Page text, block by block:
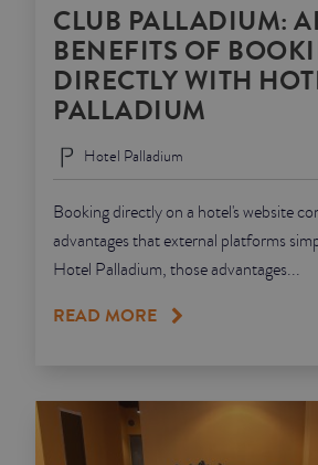
CLUB PALLADIUM:
BENEFITS OF
DIRECTLY WITH
PALLADIUM
Hotel Palladium
Booking directly on a hotel's website
advantages that external platforms
Hotel Palladium, those advantages...
READ MORE